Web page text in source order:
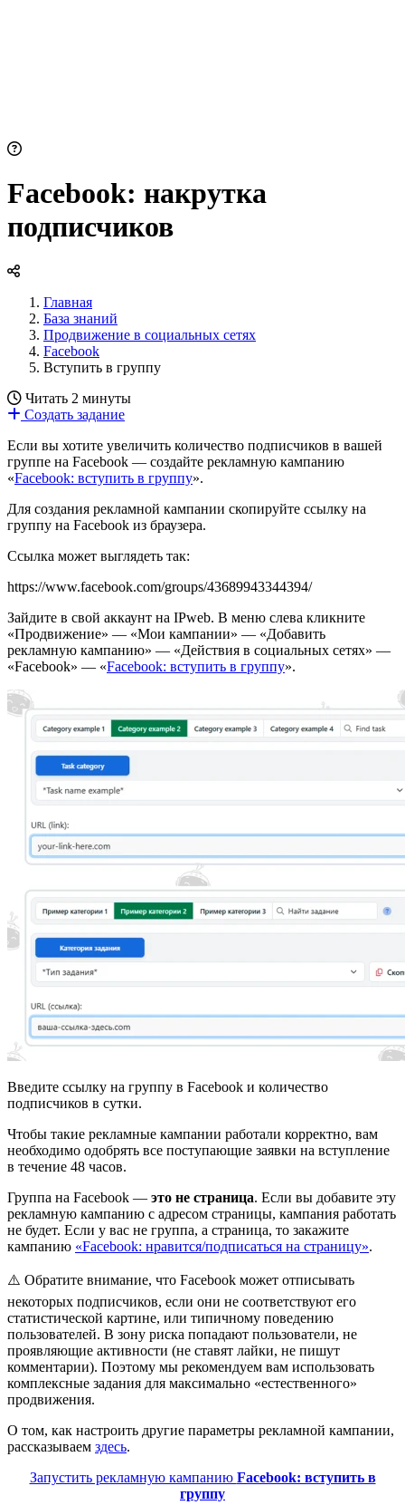
Facebook: накрутка
подписчиков
Главная
База знаний
Продвижение в социальных сетях
Facebook
Вступить в группу
Читать 2 минуты
Создать задание
Если вы хотите увеличить количество подписчиков в вашей
группе на Facebook — создайте рекламную кампанию
«Facebook: вступить в группу».
Для создания рекламной кампании скопируйте ссылку на
группу на Facebook из браузера.
Ссылка может выглядеть так:
https://www.facebook.com/groups/43689943344394/
Зайдите в свой аккаунт на IPweb. В меню слева кликните
«Продвижение» — «Мои кампании» — «Добавить
рекламную кампанию» — «Действия в социальных сетях» —
«Facebook» — «Facebook: вступить в группу».
Введите ссылку на группу в Facebook и количество
подписчиков в сутки.
Чтобы такие рекламные кампании работали корректно, вам
необходимо одобрять все поступающие заявки на вступление
в течение 48 часов.
Группа на Facebook — это не страница. Если вы добавите эту
рекламную кампанию с адресом страницы, кампания работать
не будет. Если у вас не группа, а страница, то закажите
кампанию «Facebook: нравится/подписаться на страницу».
⚠️ Обратите внимание, что Facebook может отписывать
некоторых подписчиков, если они не соответствуют его
статистической картине, или типичному поведению
пользователей. В зону риска попадают пользователи, не
проявляющие активности (не ставят лайки, не пишут
комментарии). Поэтому мы рекомендуем вам использовать
комплексные задания для максимально «естественного»
продвижения.
О том, как настроить другие параметры рекламной кампании,
рассказываем здесь.
Запустить рекламную кампанию Facebook: вступить в
группу